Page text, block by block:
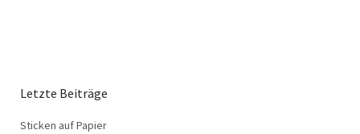
Letzte Beiträge
Sticken auf Papier